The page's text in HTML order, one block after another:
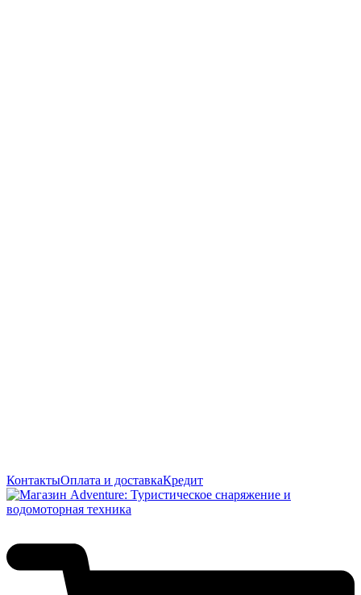
КонтактыОплата и доставкаКредит